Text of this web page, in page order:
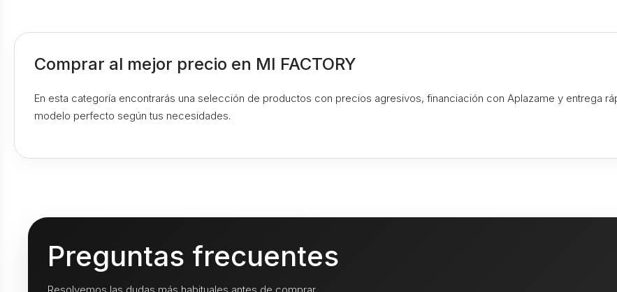
Comprar al mejor precio en MI FACTORY
En esta categoría encontrarás una selección de productos con precios agresivos, financiación con Aplazame y entrega
modelo perfecto según tus necesidades.
Preguntas frecuentes